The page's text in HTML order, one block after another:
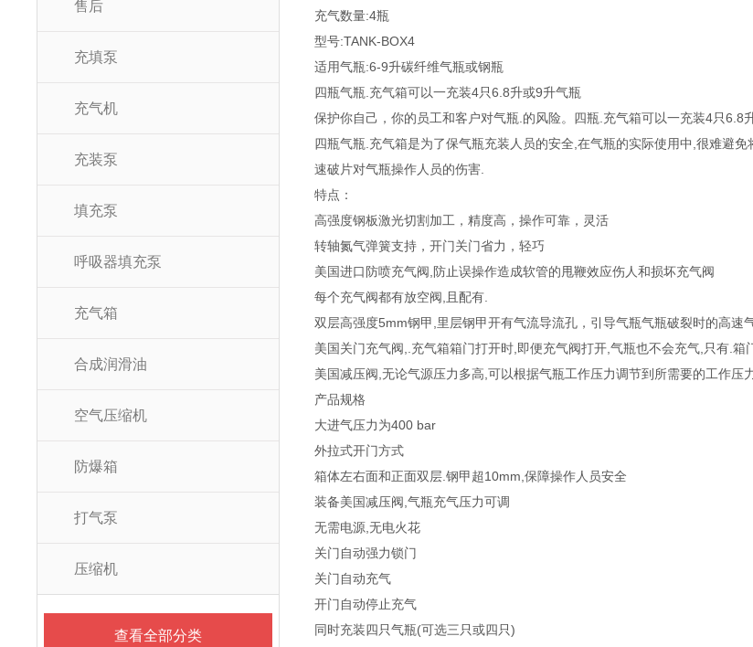
售后
充填泵
充气机
充装泵
填充泵
呼吸器填充泵
充气箱
合成润滑油
空气压缩机
防爆箱
打气泵
压缩机
查看全部分类
充气数量:4瓶
型号:TANK-BOX4
适用气瓶:6-9升碳纤维气瓶或钢瓶
四瓶气瓶.充气箱可以一充装4只6.8升或9升气瓶
保护你自己，你的员工和客户对气瓶.的风险。四瓶.充气箱可以一充装4只6.8
四瓶气瓶.充气箱是为了保气瓶充装人员的安全,在气瓶的实际使用中,很难避
速破片对气瓶操作人员的伤害.
特点：
高强度钢板激光切割加工，精度高，操作可靠，灵活
转轴氮气弹簧支持，开门关门省力，轻巧
美国进口防喷充气阀,防止误操作造成软管的甩鞭效应伤人和损坏充气阀
每个充气阀都有放空阀,且配有.
双层高强度5mm钢甲,里层钢甲开有气流导流孔，引导气瓶气瓶破裂时的高速
美国关门充气阀,.充气箱箱门打开时,即便充气阀打开,气瓶也不会充气,只有.
美国减压阀,无论气源压力多高,可以根据气瓶工作压力调节到所需要的工作压
产品规格
大进气压力为400 bar
外拉式开门方式
箱体左右面和正面双层.钢甲超10mm,保障操作人员安全
装备美国减压阀,气瓶充气压力可调
无需电源,无电火花
关门自动强力锁门
关门自动充气
开门自动停止充气
同时充装四只气瓶(可选三只或四只)